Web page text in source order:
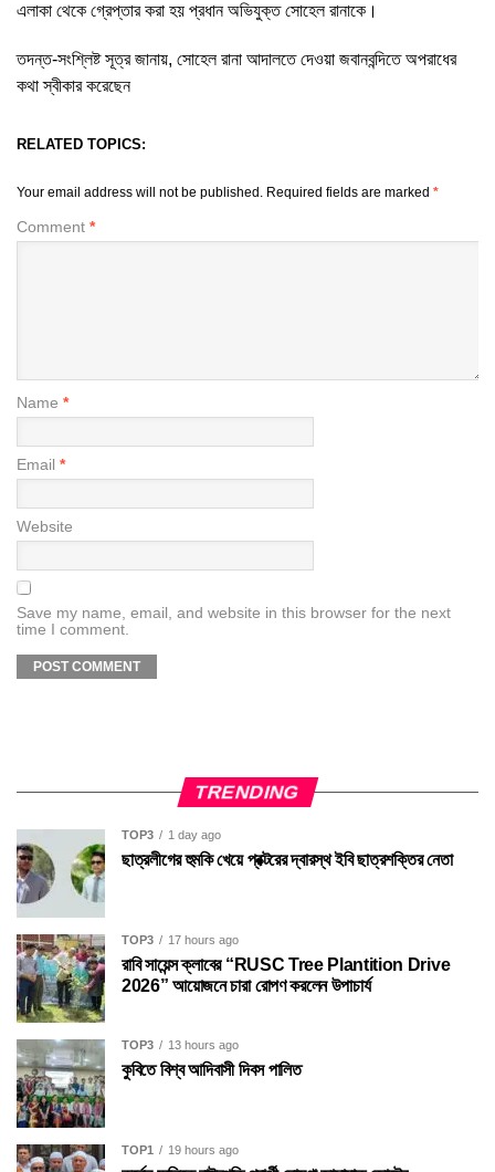
এলাকা থেকে গ্রেপ্তার করা হয় প্রধান অভিযুক্ত সোহেল রানাকে।
তদন্ত-সংশ্লিষ্ট সূত্র জানায়, সোহেল রানা আদালতে দেওয়া জবানবন্দিতে অপরাধের
কথা স্বীকার করেছেন
RELATED TOPICS:
Your email address will not be published. Required fields are marked *
Comment *
Name *
Email *
Website
Save my name, email, and website in this browser for the next
time I comment.
TRENDING
TOP3 1 day ago
ছাত্রলীগের হুমকি খেয়ে প্রক্টরের দ্বারস্থ ইবি ছাত্রশক্তির নেতা
TOP3 17 hours ago
রাবি সায়েন্স ক্লাবের “RUSC Tree Plantition Drive
2026” আয়োজনে চারা রোপণ করলেন উপাচার্য
TOP3 13 hours ago
কুবিতে বিশ্ব আদিবাসী দিবস পালিত
TOP1 19 hours ago